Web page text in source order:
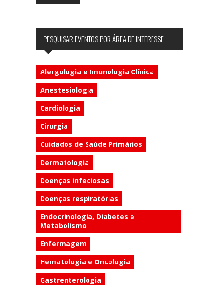
PESQUISAR EVENTOS POR ÁREA DE INTERESSE
Alergologia e Imunologia Clínica
Anestesiologia
Cardiologia
Cirurgia
Cuidados de Saúde Primários
Dermatologia
Doenças infeciosas
Doenças respiratórias
Endocrinologia, Diabetes e
Metabolismo
Enfermagem
Hematologia e Oncologia
Gastrenterologia